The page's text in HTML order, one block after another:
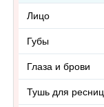
Лицо
Губы
Глаза и брови
Тушь для ресниц